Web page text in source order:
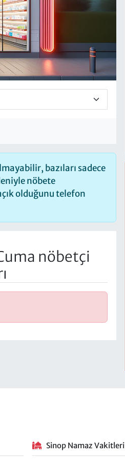
bazıları sadece
nöbete
olduğunu telefon
nöbetçi
Sinop Namaz Vakitleri